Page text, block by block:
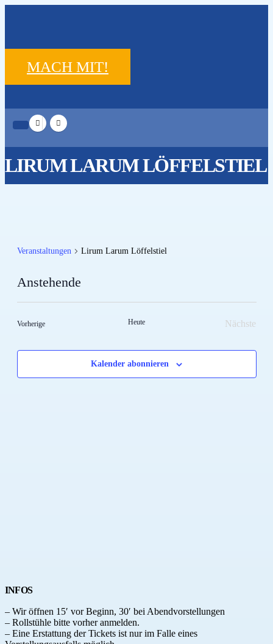
MACH MIT!
LIRUM LARUM LÖFFELSTIEL
Veranstaltungen Lirum Larum Löffelstiel
Anstehende
VorherigeVeranstaltungen Heute
Nächste
Kalender abonnieren
INFOS
– Wir öffnen 15′ vor Beginn, 30′ bei Abendvorstellungen
– Rollstühle bitte vorher anmelden.
– Eine Erstattung der Tickets ist nur im Falle eines